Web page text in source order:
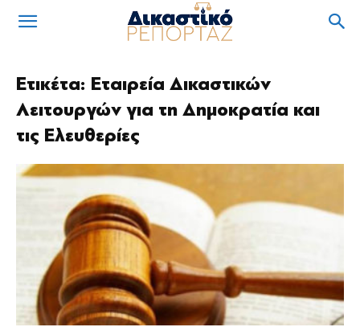
Ετικέτα: Εταιρεία Δικαστικών
Λειτουργών για τη Δημοκρατία και
τις Ελευθερίες